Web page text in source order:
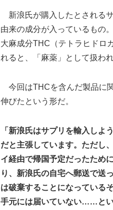
新浪氏が購入したとされる
由来の成分が入っているもの
大麻成分THC（テトラヒドロ
れると、「麻薬」として扱わ
今回はTHCを含んだ製品に
伸びたという形だ。
「新浪氏はサプリを輸入しよ
だと主張しています。ただし
イ経由で帰国予定だったため
り、新浪氏の自宅へ郵送で送
は破棄することになっている
手元には届いていない……とい